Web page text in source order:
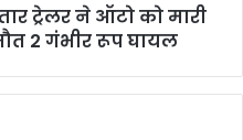
ट्रेलर ने ऑटो को मारी
2 गंभीर रूप घायल